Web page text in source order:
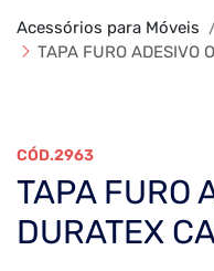
Acessórios para Móveis
TAPA FURO ADESIVO
2963
TAPA FURO
DURATEX